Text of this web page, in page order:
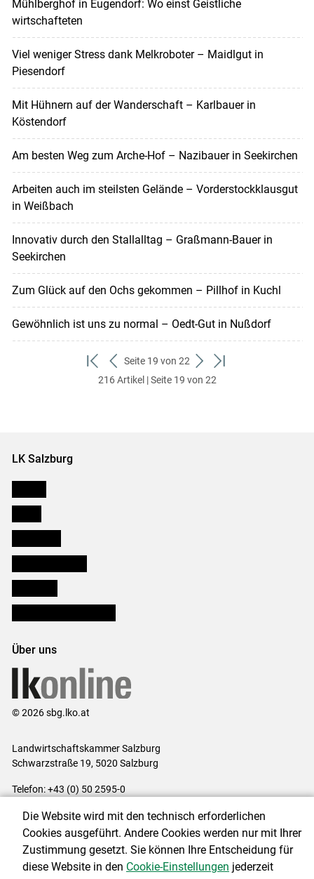
Mühlberghof in Eugendorf: Wo einst Geistliche
wirtschafteten
Viel weniger Stress dank Melkroboter – Maidlgut in
Piesendorf
Mit Hühnern auf der Wanderschaft – Karlbauer in
Köstendorf
Am besten Weg zum Arche-Hof – Nazibauer in Seekirchen
Arbeiten auch im steilsten Gelände – Vorderstockklausgut
in Weißbach
Innovativ durch den Stallalltag – Graßmann-Bauer in
Seekirchen
Zum Glück auf den Ochs gekommen – Pillhof in Kuchl
Gewöhnlich ist uns zu normal – Oedt-Gut in Nußdorf
zum
ersten
zurück
zum
Seite 19 von 22
weiter
zum
zum
216 Artikel | Seite 19 von 22
LK Salzburg
Über uns
© 2026 sbg.lko.at
Landwirtschaftskammer Salzburg
Schwarzstraße 19, 5020 Salzburg
Telefon: +43 (0) 50 2595-0
Impressum|Kontakt|Datenschutzerklärung|Barrierefreiheit|
Cookie-Einstellungen
Die Website wird mit den technisch erforderlichen
Cookies ausgeführt. Andere Cookies werden nur mit Ihrer
Zustimmung gesetzt. Sie können Ihre Entscheidung für
diese Website in den Cookie-Einstellungen jederzeit